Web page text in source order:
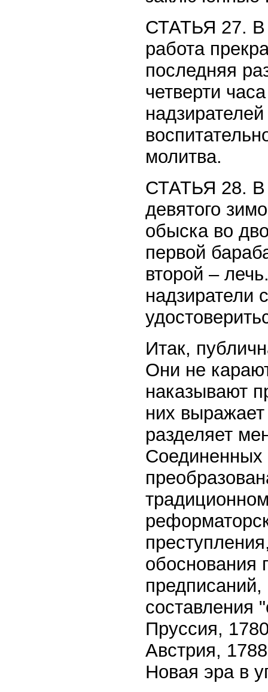
СТАТЬЯ 27. В
работа
последняя
четверти
молитва.
СТАТЬЯ 28. В
девятого
обыска во
первой
второй –
надзиратели
Итак,
Они не
наказывают
них
разделяет
Соединенных
обоснования
составления
Пруссия,
Австрия,
Новая эра в